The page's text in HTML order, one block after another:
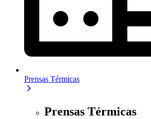
Prensas Térmicas
Prensas Térmicas